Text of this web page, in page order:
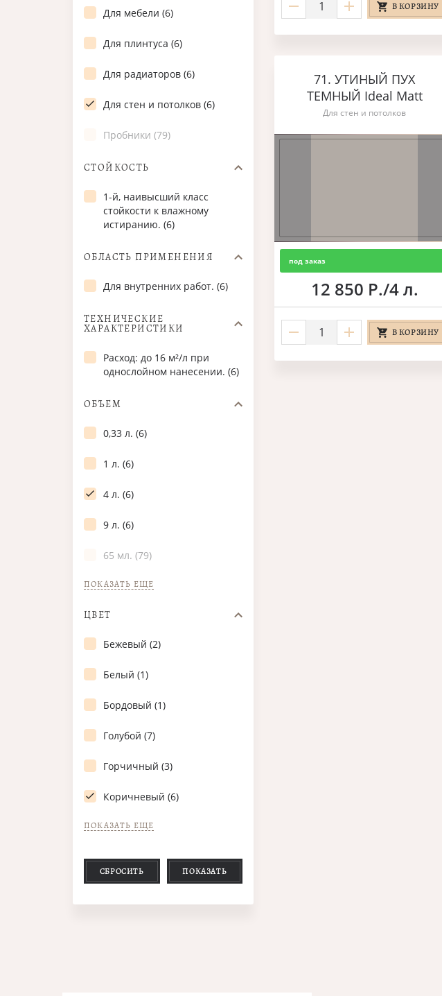
Для мебели (6)
Для плинтуса (6)
Для радиаторов (6)
Для стен и потолков (6)
Пробники (79)
СТОЙКОСТЬ
1-й, наивысший класс
стойкости к влажному
истиранию. (6)
ОБЛАСТЬ ПРИМЕНЕНИЯ
Для внутренних работ. (6)
ТЕХНИЧЕСКИЕ
ХАРАКТЕРИСТИКИ
Расход: до 16 м²/л при
однослойном нанесении. (6)
ОБЪЕМ
0,33 л. (6)
1 л. (6)
4 л. (6)
9 л. (6)
65 мл. (79)
ПОКАЗАТЬ ЕЩЕ
ЦВЕТ
Бежевый (2)
Белый (1)
Бордовый (1)
Голубой (7)
Горчичный (3)
Коричневый (6)
ПОКАЗАТЬ ЕЩЕ
СБРОСИТЬ ПОКАЗАТЬ
В КОРЗИНУ
71. УТИНЫЙ ПУХ
ТЕМНЫЙ Ideal Matt
Для стен и потолков
под заказ
12 850 Р./4 л.
В КОРЗИНУ